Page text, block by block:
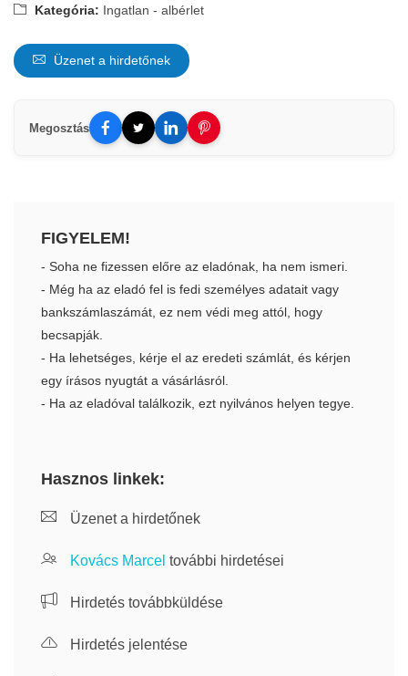
Kategória: Ingatlan - albérlet
Üzenet a hirdetőnek
Megosztás
FIGYELEM!
- Soha ne fizessen előre az eladónak, ha nem ismeri.
- Még ha az eladó fel is fedi személyes adatait vagy
bankszámlaszámát, ez nem védi meg attól, hogy
becsapják.
- Ha lehetséges, kérje el az eredeti számlát, és kérjen
egy írásos nyugtát a vásárlásról.
- Ha az eladóval találkozik, ezt nyilvános helyen tegye.
Hasznos linkek:
Üzenet a hirdetőnek
Kovács Marcel további hirdetései
Hirdetés továbbküldése
Hirdetés jelentése